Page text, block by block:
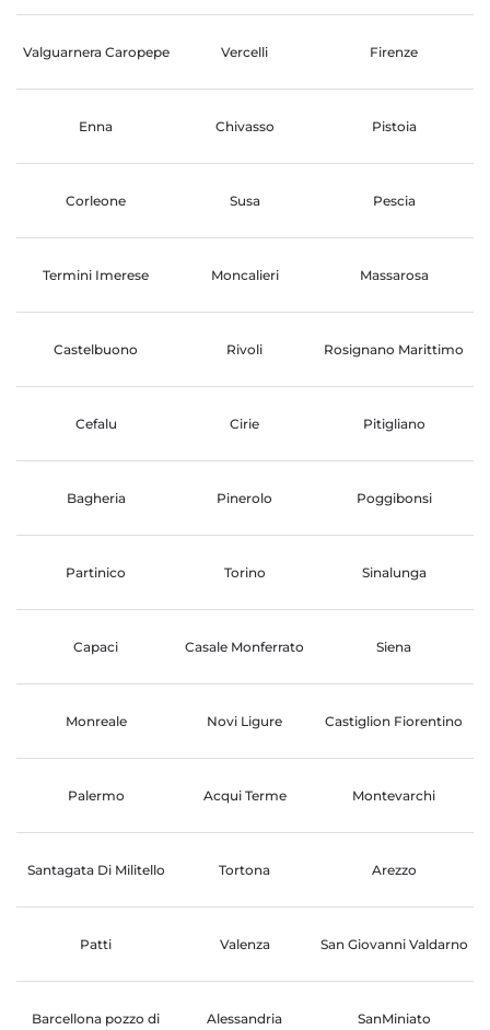
Valguarnera Caropepe Vercelli Firenze
Enna Chivasso Pistoia
Corleone Susa Pescia
Termini Imerese Moncalieri Massarosa
Castelbuono Rivoli Rosignano Marittimo
Cefalu Cirie Pitigliano
Bagheria Pinerolo Poggibonsi
Partinico Torino Sinalunga
Capaci Casale Monferrato Siena
Monreale Novi Ligure Castiglion Fiorentino
Palermo Acqui Terme Montevarchi
Santagata Di Militello Tortona Arezzo
Patti Valenza San Giovanni Valdarno
Barcellona pozzo di
Alessandria SanMiniato